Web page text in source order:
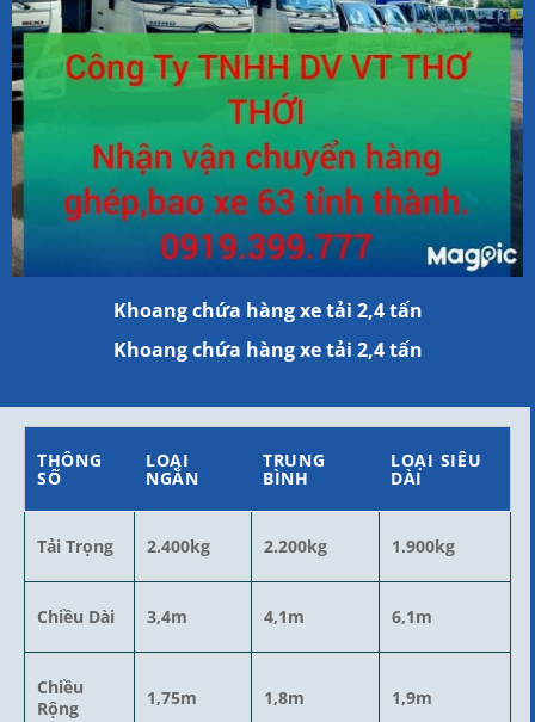
Khoang chứa hàng xe tải 2,4 tấn
Khoang chứa hàng xe tải 2,4 tấn
THÔNG
SỐ
LOẠI
NGẮN
TRUNG
BÌNH
LOẠI SIÊU
DÀI
Tải Trọng 2.400kg 2.200kg 1.900kg
Chiều Dài 3,4m 4,1m 6,1m
Chiều
Rộng
1,75m 1,8m 1,9m